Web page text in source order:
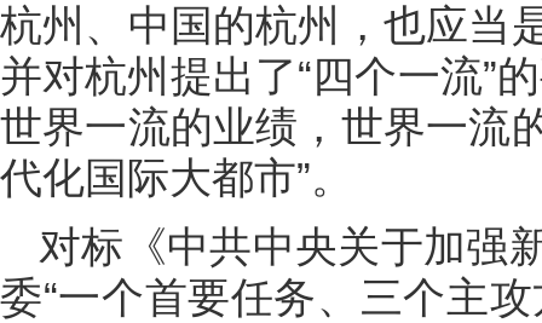
杭州、中国的杭州，也应当
并对杭州提出了“四个一流”
世界一流的业绩，世界一流
代化国际大都市”。
对标《中共中央关于加强
委“一个首要任务、三个主